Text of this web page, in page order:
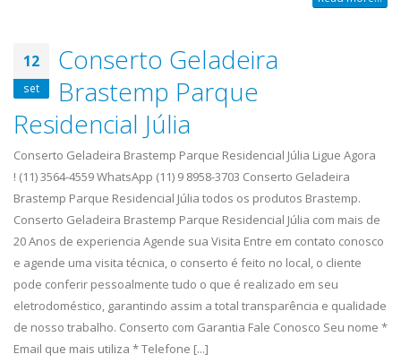
12
set
Conserto Geladeira
Brastemp Parque
Residencial Júlia
Conserto Geladeira Brastemp Parque Residencial Júlia Ligue Agora
! (11) 3564-4559 WhatsApp (11) 9 8958-3703 Conserto Geladeira
Brastemp Parque Residencial Júlia todos os produtos Brastemp.
Conserto Geladeira Brastemp Parque Residencial Júlia com mais de
20 Anos de experiencia Agende sua Visita Entre em contato conosco
e agende uma visita técnica, o conserto é feito no local, o cliente
pode conferir pessoalmente tudo o que é realizado em seu
eletrodoméstico, garantindo assim a total transparência e qualidade
de nosso trabalho. Conserto com Garantia Fale Conosco Seu nome *
Email que mais utiliza * Telefone [...]